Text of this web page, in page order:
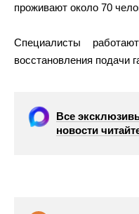
проживают около 70
Специалисты
восстановления подачи
Все
новости